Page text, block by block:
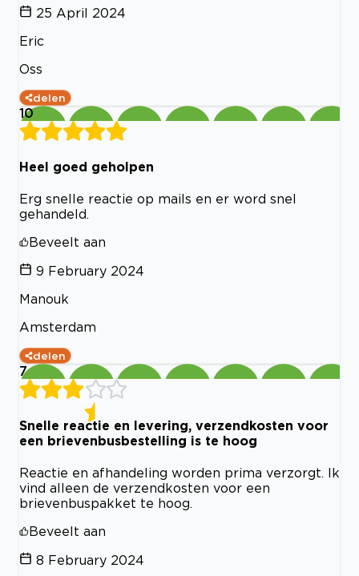
25 April 2024
Eric
Oss
delen
10
Heel goed geholpen
Erg snelle reactie op mails en er word snel
gehandeld.
Beveelt aan
9 February 2024
Manouk
Amsterdam
delen
7
Snelle reactie en levering, verzendkosten voor
een brievenbusbestelling is te hoog
Reactie en afhandeling worden prima verzorgt. Ik
vind alleen de verzendkosten voor een
brievenbuspakket te hoog.
Beveelt aan
8 February 2024